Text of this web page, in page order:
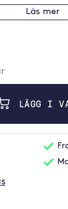
Läs mer
LÄGG I